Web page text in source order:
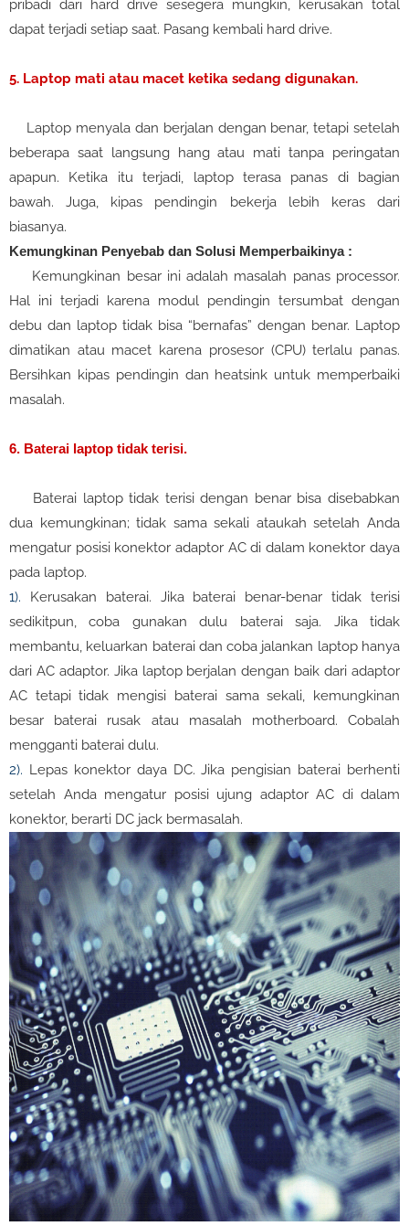
pribadi dari hard drive sesegera mungkin, kerusakan total
dapat terjadi setiap saat. Pasang kembali hard drive.
5. Laptop mati atau macet ketika sedang digunakan.
Laptop menyala dan berjalan dengan benar, tetapi setelah
beberapa saat langsung hang atau mati tanpa peringatan
apapun. Ketika itu terjadi, laptop terasa panas di bagian
bawah. Juga, kipas pendingin bekerja lebih keras dari
biasanya.
Kemungkinan Penyebab dan Solusi Memperbaikinya :
Kemungkinan besar ini adalah masalah panas processor.
Hal ini terjadi karena modul pendingin tersumbat dengan
debu dan laptop tidak bisa “bernafas” dengan benar. Laptop
dimatikan atau macet karena prosesor (CPU) terlalu panas.
Bersihkan kipas pendingin dan heatsink untuk memperbaiki
masalah.
6. Baterai laptop tidak terisi.
Baterai laptop tidak terisi dengan benar bisa disebabkan
dua kemungkinan; tidak sama sekali ataukah setelah Anda
mengatur posisi konektor adaptor AC di dalam konektor daya
pada laptop.
1). Kerusakan baterai. Jika baterai benar-benar tidak terisi
sedikitpun, coba gunakan dulu baterai saja. Jika tidak
membantu, keluarkan baterai dan coba jalankan laptop hanya
dari AC adaptor. Jika laptop berjalan dengan baik dari adaptor
AC tetapi tidak mengisi baterai sama sekali, kemungkinan
besar baterai rusak atau masalah motherboard. Cobalah
mengganti baterai dulu.
2). Lepas konektor daya DC. Jika pengisian baterai berhenti
setelah Anda mengatur posisi ujung adaptor AC di dalam
konektor, berarti DC jack bermasalah.